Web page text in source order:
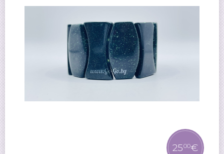
2500€